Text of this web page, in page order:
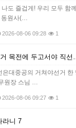
나도 즐겁게! 우리 모두 함
동원사(…
2026-08-06 09:28 1
목전에 두고서야 직
은대중공의 거쳐야선거 한
원장 스님 …
2026-08-06 09:27 1
라니 7